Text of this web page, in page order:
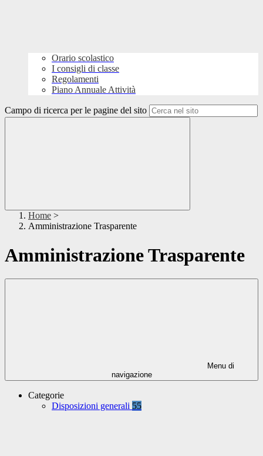
Orario scolastico
I consigli di classe
Regolamenti
Piano Annuale Attività
Campo di ricerca per le pagine del sito
Home >
Amministrazione Trasparente
Amministrazione Trasparente
Menu di
navigazione
Categorie
Disposizioni generali 55